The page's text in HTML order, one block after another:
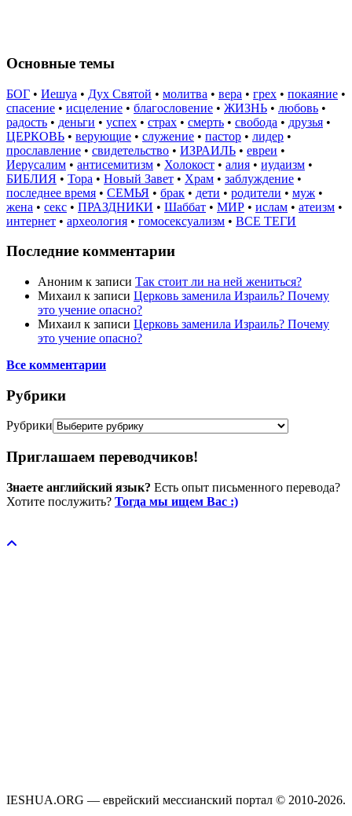
Основные темы
БОГ • Иешуа • Дух Святой • молитва • вера • грех • покаяние •
спасение • исцеление • благословение • ЖИЗНЬ • любовь •
радость • деньги • успех • страх • смерть • свобода • друзья •
ЦЕРКОВЬ • верующие • служение • пастор • лидер •
прославление • свидетельство • ИЗРАИЛЬ • евреи •
Иерусалим • антисемитизм • Холокост • алия • иудаизм •
БИБЛИЯ • Тора • Новый Завет • Храм • заблуждение •
последнее время • СЕМЬЯ • брак • дети • родители • муж •
жена • секс • ПРАЗДНИКИ • Шаббат • МИР • ислам • атеизм •
интернет • археология • гомосексуализм • ВСЕ ТЕГИ
Последние комментарии
Аноним к записи Так стоит ли на ней жениться?
Михаил к записи Церковь заменила Израиль? Почему
это учение опасно?
Михаил к записи Церковь заменила Израиль? Почему
это учение опасно?
Все комментарии
Рубрики
Рубрики
Приглашаем переводчиков!
Знаете английский язык? Есть опыт письменного перевода?
Хотите послужить? Тогда мы ищем Вас :)
IESHUA.ORG — еврейский мессианский портал © 2010-2026.